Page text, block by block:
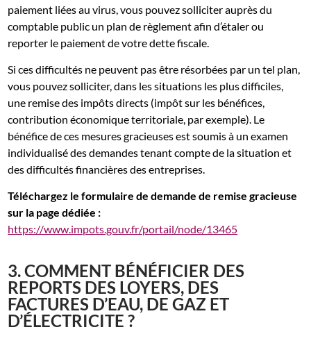
paiement liées au virus, vous pouvez solliciter auprès du
comptable public un plan de règlement afin d’étaler ou
reporter le paiement de votre dette fiscale.
Si ces difficultés ne peuvent pas être résorbées par un tel plan,
vous pouvez solliciter, dans les situations les plus difficiles,
une remise des impôts directs (impôt sur les bénéfices,
contribution économique territoriale, par exemple). Le
bénéfice de ces mesures gracieuses est soumis à un examen
individualisé des demandes tenant compte de la situation et
des difficultés financières des entreprises.
Téléchargez le formulaire de demande de remise gracieuse
sur la page dédiée :
https://www.impots.gouv.fr/portail/node/13465
3. COMMENT BÉNÉFICIER DES
REPORTS DES LOYERS, DES
FACTURES D’EAU, DE GAZ ET
D’ÉLECTRICITE ?